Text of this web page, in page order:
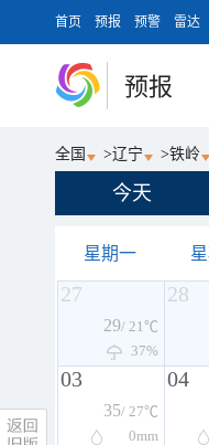
首页 预报 预警 雷达
预报
全国 >辽宁 >铁岭
今天
星期一
27
29/ 21℃
37%
28
03
35/ 27℃
0mm
04